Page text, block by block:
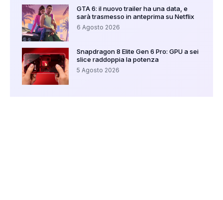
GTA 6: il nuovo trailer ha una data, e
sarà trasmesso in anteprima su Netflix
6 Agosto 2026
Snapdragon 8 Elite Gen 6 Pro: GPU a sei
slice raddoppia la potenza
5 Agosto 2026